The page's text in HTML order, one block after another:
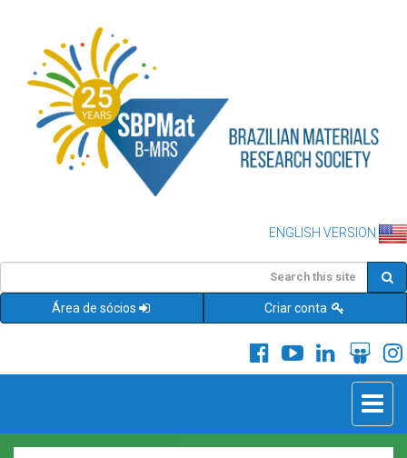
ENGLISH VERSION
Área de sócios Criar conta
Toggle